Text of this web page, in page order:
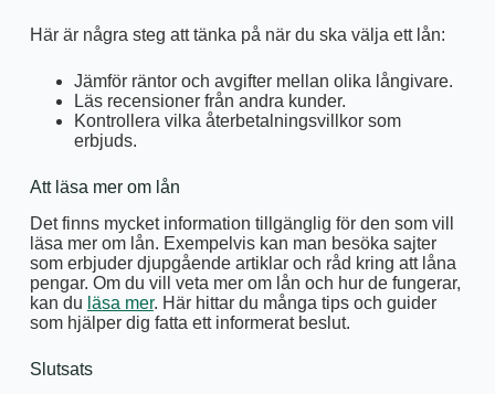
Här är några steg att tänka på när du ska välja ett lån:
Jämför räntor och avgifter mellan olika långivare.
Läs recensioner från andra kunder.
Kontrollera vilka återbetalningsvillkor som
erbjuds.
Att läsa mer om lån
Det finns mycket information tillgänglig för den som vill
läsa mer om lån. Exempelvis kan man besöka sajter
som erbjuder djupgående artiklar och råd kring att låna
pengar. Om du vill veta mer om lån och hur de fungerar,
kan du läsa mer. Här hittar du många tips och guider
som hjälper dig fatta ett informerat beslut.
Slutsats